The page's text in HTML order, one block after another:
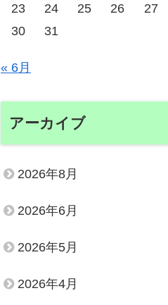
23
24 25 26 27
30
31
« 6月
アーカイブ
2026年8月
2026年6月
2026年5月
2026年4月